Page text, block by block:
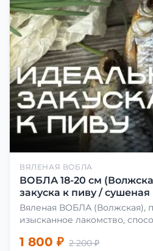
ВЯЛЕНАЯ ВОБЛА
ВОБЛА 18-20 см
закуска к пиву / сушеная
Вяленая ВОБЛА (Волжская),
изысканное лакомство,
сделать вяленую воблу, её
1 800 ₽ 2 200 ₽